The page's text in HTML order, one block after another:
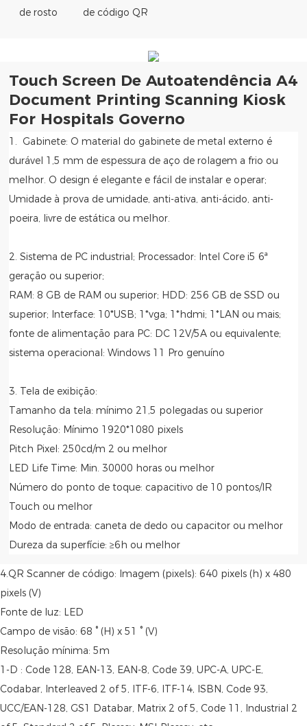
de rosto
de código QR
Touch Screen De Autoatendência A4
Document Printing Scanning Kiosk
For Hospitals Governo
1. Gabinete: O material do gabinete de metal externo é
durável 1,5 mm de espessura de aço de rolagem a frio ou
melhor. O design é elegante e fácil de instalar e operar;
Umidade à prova de umidade, anti-ativa, anti-ácido, anti-
poeira, livre de estática ou melhor.
2. Sistema de PC industrial; Processador: Intel Core i5 6ª
geração ou superior;
RAM: 8 GB de RAM ou superior; HDD: 256 GB de SSD ou
superior; Interface: 10*USB; 1*vga; 1*hdmi; 1*LAN ou mais;
fonte de alimentação para PC: DC 12V/5A ou equivalente;
sistema operacional: Windows 11 Pro genuíno
3. Tela de exibição:
Tamanho da tela: mínimo 21,5 polegadas ou superior
Resolução: Mínimo 1920*1080 pixels
Pitch Pixel: 250cd/m 2 ou melhor
LED Life Time: Min. 30000 horas ou melhor
Número do ponto de toque: capacitivo de 10 pontos/IR
Touch ou melhor
Modo de entrada: caneta de dedo ou capacitor ou melhor
Dureza da superfície: ≥6h ou melhor
4.QR Scanner de código: Imagem (pixels): 640 pixels (h) x 480
pixels (V)
Fonte de luz: LED
Campo de visão: 68 ° (H) x 51 ° (V)
Resolução mínima: 5m
1-D : Code 128, EAN-13, EAN-8, Code 39, UPC-A, UPC-E,
Codabar, Interleaved 2 of 5, ITF-6, ITF-14, ISBN, Code 93,
UCC/EAN-128, GS1 Databar, Matrix 2 of 5, Code 11, Industrial 2